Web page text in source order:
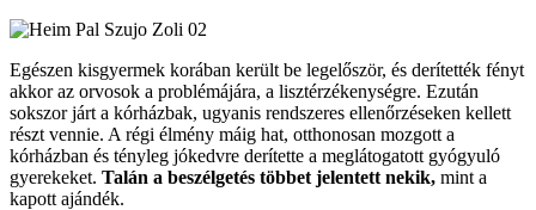
Egészen kisgyermek korában került be legelőször, és derítették fényt
akkor az orvosok a problémájára, a lisztérzékenységre. Ezután
sokszor járt a kórházbak, ugyanis rendszeres ellenőrzéseken kellett
részt vennie. A régi élmény máig hat, otthonosan mozgott a
kórházban és tényleg jókedvre derítette a meglátogatott gyógyuló
gyerekeket. Talán a beszélgetés többet jelentett nekik, mint a
kapott ajándék.